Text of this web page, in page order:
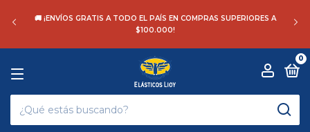
🚚 ¡ENVÍOS GRATIS A TODO EL PAÍS EN COMPRAS SUPERIORES A
$100.000!
0